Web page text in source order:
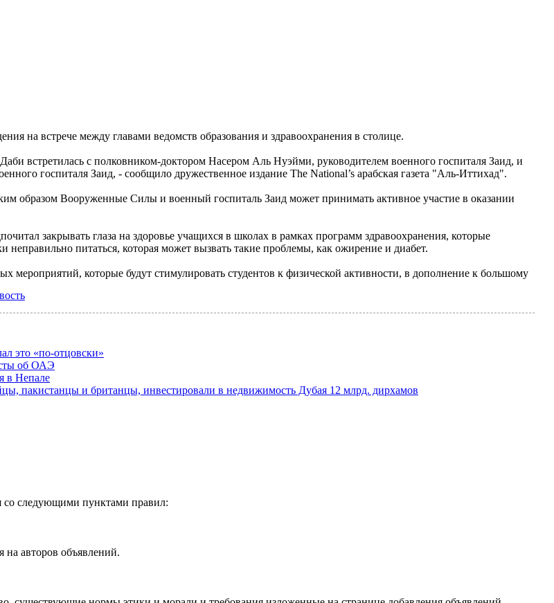
на встрече между главами ведомств образования и здравоохранения в столице.
встретилась с полковником-доктором Насером Аль Нуэйми, руководителем военного госпиталя Заид, и
госпиталя Заид, - сообщило дружественное издание The National’s арабская газета "Аль-Иттихад".
образом Вооруженные Силы и военный госпиталь Заид может принимать активное участие в оказании
закрывать глаза на здоровье учащихся в школах в рамках программ здравоохранения, которые
питаться, которая может вызвать такие проблемы, как ожирение и диабет.
мероприятий, которые будут стимулировать студентов к физической активности, в дополнение к большому
это «по-отцовски»
об ОАЭ
в Непале
пакистанцы и британцы, инвестировали в недвижимость Дубая 12 млрд. дирхамов
со следующими пунктами правил:
на авторов объявлений.